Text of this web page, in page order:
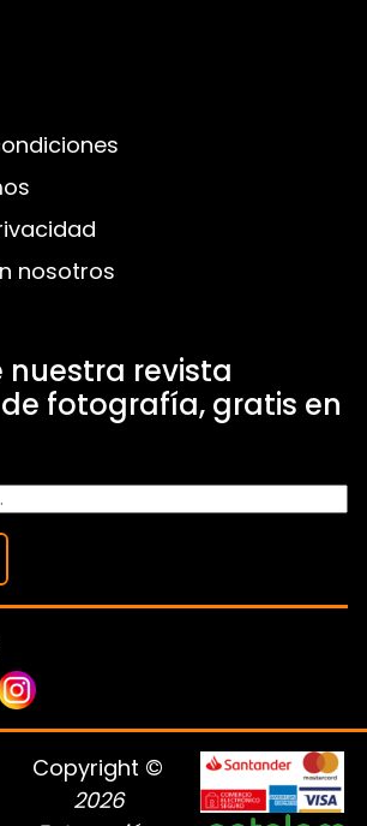
nosotros
nuestra revista
fotografía, gratis en
Copyright ©
2026